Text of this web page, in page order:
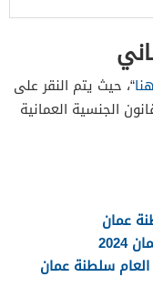
“، حيث يتم النقر على
الجنسية العمانية
عمان
العام سلطنة عمان